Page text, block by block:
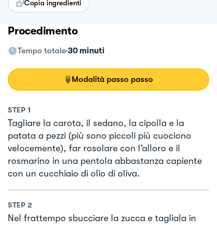
Copia ingredienti
Procedimento
Tempo totale 30 minuti
Modalità passo passo
STEP 1
Tagliare la carota, il sedano, la cipolla e la
patata a pezzi (più sono piccoli più cuociono
velocemente), far rosolare con l’alloro e il
rosmarino in una pentola abbastanza capiente
con un cucchiaio di olio di oliva.
STEP 2
Nel frattempo sbucciare la zucca e tagliala in